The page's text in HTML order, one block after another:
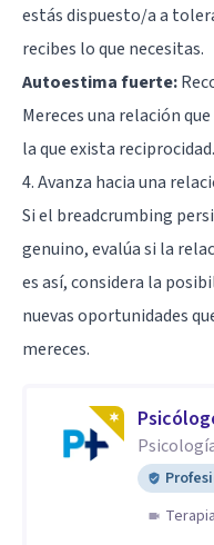
estás dispuesto/a a
recibes lo que necesitas.
Autoestima fuerte:
Mereces una relación
la que exista reciprocidad.
4. Avanza hacia una
Si el breadcrumbing
genuino, evalúa si la
es así, considera la
nuevas oportunidades
mereces.